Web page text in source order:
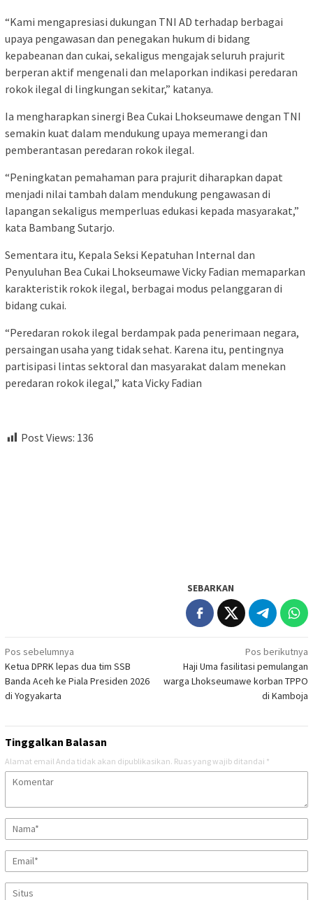
“Kami mengapresiasi dukungan TNI AD terhadap berbagai
upaya pengawasan dan penegakan hukum di bidang
kepabeanan dan cukai, sekaligus mengajak seluruh prajurit
berperan aktif mengenali dan melaporkan indikasi peredaran
rokok ilegal di lingkungan sekitar,” katanya.
Ia mengharapkan sinergi Bea Cukai Lhokseumawe dengan TNI
semakin kuat dalam mendukung upaya memerangi dan
pemberantasan peredaran rokok ilegal.
“Peningkatan pemahaman para prajurit diharapkan dapat
menjadi nilai tambah dalam mendukung pengawasan di
lapangan sekaligus memperluas edukasi kepada masyarakat,”
kata Bambang Sutarjo.
Sementara itu, Kepala Seksi Kepatuhan Internal dan
Penyuluhan Bea Cukai Lhokseumawe Vicky Fadian memaparkan
karakteristik rokok ilegal, berbagai modus pelanggaran di
bidang cukai.
“Peredaran rokok ilegal berdampak pada penerimaan negara,
persaingan usaha yang tidak sehat. Karena itu, pentingnya
partisipasi lintas sektoral dan masyarakat dalam menekan
peredaran rokok ilegal,” kata Vicky Fadian
Post Views: 136
SEBARKAN
Navigasi
pos
Pos sebelumnya
Ketua DPRK lepas dua tim SSB
Banda Aceh ke Piala Presiden 2026
di Yogyakarta
Pos berikutnya
Haji Uma fasilitasi pemulangan
warga Lhokseumawe korban TPPO
di Kamboja
Tinggalkan Balasan
Alamat email Anda tidak akan dipublikasikan. Ruas yang wajib ditandai *